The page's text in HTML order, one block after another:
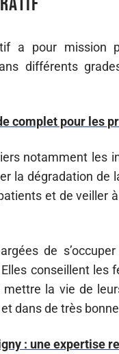
a pour
différents
complet pour les
notamment les
la dégradation de
et de veiller
de
conseillent
la vie de
dans de très
: une expertise